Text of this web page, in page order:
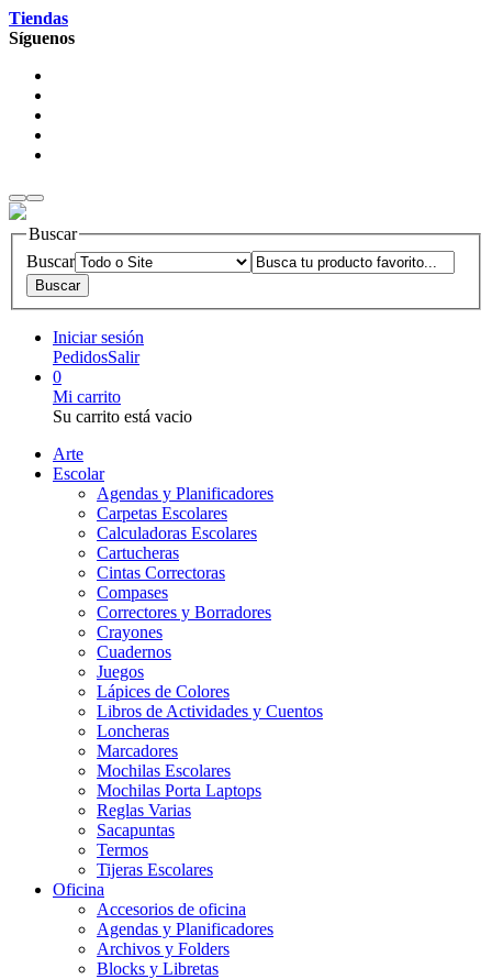
Tiendas
Síguenos
Buscar
Buscar
Iniciar sesión
PedidosSalir
0
Mi carrito
Su carrito está vacio
Arte
Escolar
Agendas y Planificadores
Carpetas Escolares
Calculadoras Escolares
Cartucheras
Cintas Correctoras
Compases
Correctores y Borradores
Crayones
Cuadernos
Juegos
Lápices de Colores
Libros de Actividades y Cuentos
Loncheras
Marcadores
Mochilas Escolares
Mochilas Porta Laptops
Reglas Varias
Sacapuntas
Termos
Tijeras Escolares
Oficina
Accesorios de oficina
Agendas y Planificadores
Archivos y Folders
Blocks y Libretas